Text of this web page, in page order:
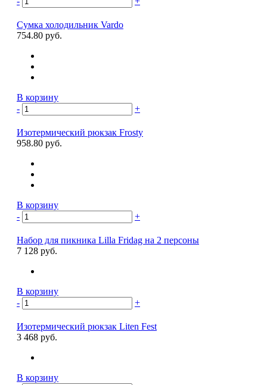
Сумка холодильник Vardo
754.80 руб.
В корзину
-
+
Изотермический рюкзак Frosty
958.80 руб.
В корзину
-
+
Набор для пикника Lilla Fridag на 2 персоны
7 128 руб.
В корзину
-
+
Изотермический рюкзак Liten Fest
3 468 руб.
В корзину